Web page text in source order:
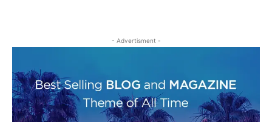
- Advertisment -